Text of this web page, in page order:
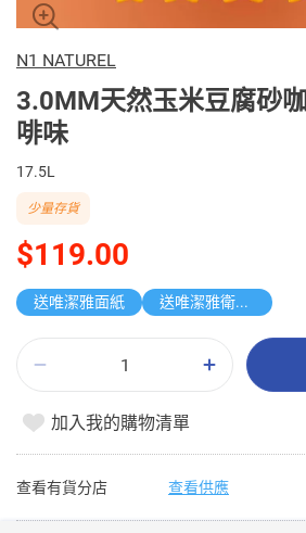
N1 NATUREL
3.0MM天然玉米豆腐砂咖
啡味
17.5L
$119.00
少量存貨
送唯潔雅面紙 送唯潔雅衛生紙原箱
加入我的購物清單
查看有貨分店 查看供應